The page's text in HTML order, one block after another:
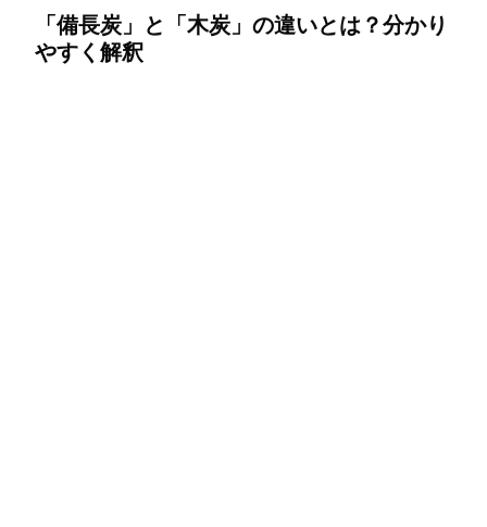
「備長炭」と「木炭」の違いとは？分かり
やすく解釈